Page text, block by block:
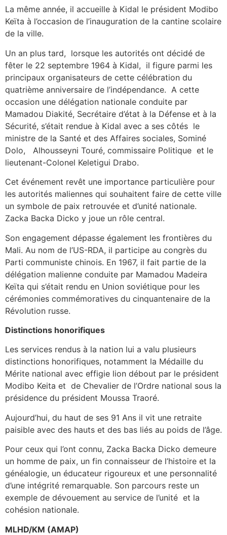
‎La même année, il accueille à Kidal le président Modibo
Keïta à l’occasion de l’inauguration de la cantine scolaire
de la ville.
‎Un an plus tard, lorsque les autorités ont décidé de
fêter le 22 septembre 1964 à Kidal, il figure parmi les
principaux organisateurs de cette célébration du
quatrième anniversaire de l’indépendance. A cette
occasion une délégation nationale conduite par
Mamadou Diakité, Secrétaire d’état à la Défense et à la
Sécurité, s’était rendue à Kidal avec a ses côtés le
ministre de la Santé et des Affaires sociales, Sominé
Dolo, Alhousseyni Touré, commissaire Politique et le
lieutenant-Colonel Keletigui Drabo.
Cet événement revêt une importance particulière pour
les autorités maliennes qui souhaitent faire de cette ville
un symbole de paix retrouvée et d’unité nationale.
Zacka Backa Dicko y joue un rôle central.
‎Son engagement dépasse également les frontières du
Mali. Au nom de l’US-RDA, il participe au congrès du
Parti communiste chinois. En 1967, il fait partie de la
délégation malienne conduite par Mamadou Madeira
Keïta qui s’était rendu en Union soviétique pour les
cérémonies commémoratives du cinquantenaire de la
Révolution russe.
‎Distinctions honorifiques
‎Les services rendus à la nation lui a valu plusieurs
distinctions honorifiques, notamment la Médaille du
Mérite national avec effigie lion débout par le président
Modibo Keita et de Chevalier de l’Ordre national sous la
présidence du président Moussa Traoré.
‎Aujourd’hui, du haut de ses 91 Ans il vit une retraite
paisible avec des hauts et des bas liés au poids de l’âge.
‎Pour ceux qui l’ont connu, Zacka Backa Dicko demeure
un homme de paix, un fin connaisseur de l’histoire et la
généalogie, un éducateur rigoureux et une personnalité
d’une intégrité remarquable. Son parcours reste un
exemple de dévouement au service de l’unité et la
cohésion nationale.
‎MLHD/KM (AMAP)